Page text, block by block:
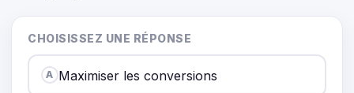
CHOISISSEZ UNE RÉPONSE
A Maximiser les conversions